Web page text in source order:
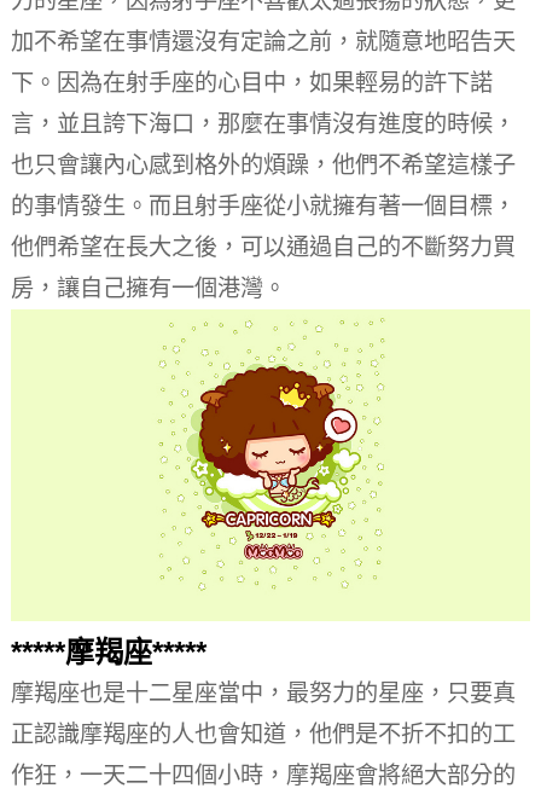
加不希望在事情還沒有定論之前，就隨意地昭告天
下。 因為在射手座的心目中，如果輕易的許下諾
言，並且誇下海口，那麼在事情沒有進度的時候，
也只會讓內心感到格外的煩躁，他們不希望這樣子
的事情發生。 而且射手座從小就擁有著一個目標，
他們希望在長大之後，可以通過自己的不斷努力買
房，讓自己擁有一個港灣。
*****摩羯座*****
摩羯座也是十二星座當中，最努力的星座，只要真
正認識摩羯座的人也會知道，他們是不折不扣的工
作狂，一天二十四個小時，摩羯座會將絕大部分的